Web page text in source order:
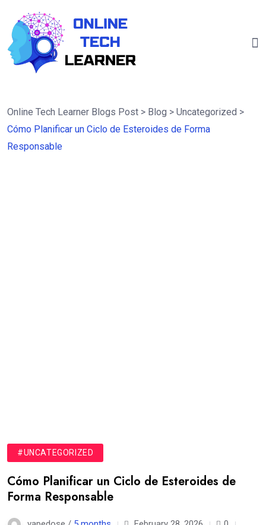
Online Tech Learner Blogs Post > Blog > Uncategorized >
Cómo Planificar un Ciclo de Esteroides de Forma
Responsable
#UNCATEGORIZED
Cómo Planificar un Ciclo de Esteroides de
Forma Responsable